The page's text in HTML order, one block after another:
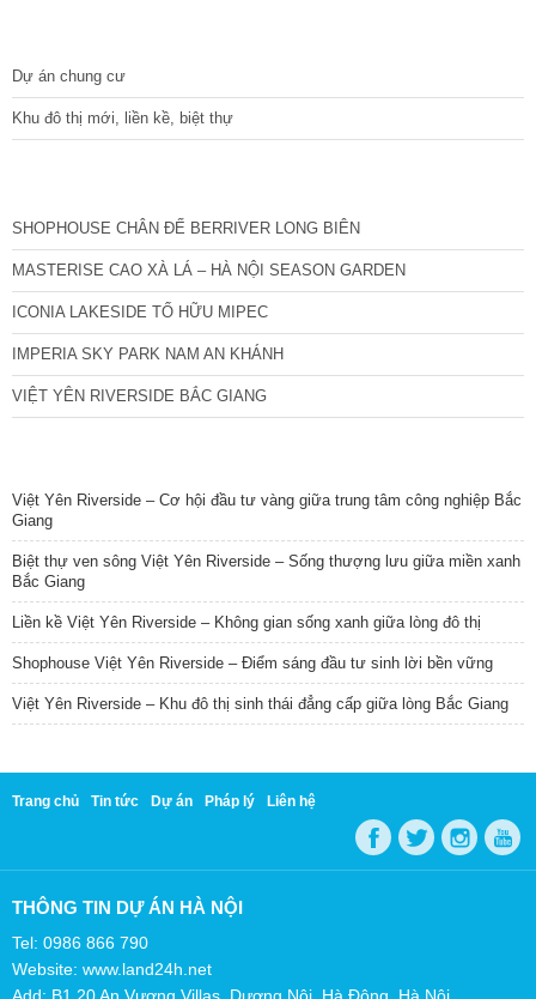
Dự án chung cư
Khu đô thị mới, liền kề, biệt thự
SHOPHOUSE CHÂN ĐẾ BERRIVER LONG BIÊN
MASTERISE CAO XÀ LÁ – HÀ NỘI SEASON GARDEN
ICONIA LAKESIDE TỐ HỮU MIPEC
IMPERIA SKY PARK NAM AN KHÁNH
VIỆT YÊN RIVERSIDE BẮC GIANG
Việt Yên Riverside – Cơ hội đầu tư vàng giữa trung tâm công nghiệp Bắc
Giang
Biệt thự ven sông Việt Yên Riverside – Sống thượng lưu giữa miền xanh
Bắc Giang
Liền kề Việt Yên Riverside – Không gian sống xanh giữa lòng đô thị
Shophouse Việt Yên Riverside – Điểm sáng đầu tư sinh lời bền vững
Việt Yên Riverside – Khu đô thị sinh thái đẳng cấp giữa lòng Bắc Giang
Trang chủ Tin tức Dự án Pháp lý Liên hệ
THÔNG TIN DỰ ÁN HÀ NỘI
Tel: 0986 866 790
Website: www.land24h.net